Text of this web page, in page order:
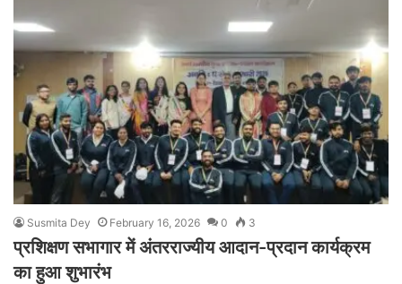
Susmita Dey February 16, 2026 0 3
प्रशिक्षण सभागार में अंतरराज्यीय आदान-प्रदान कार्यक्रम
का हुआ शुभारंभ